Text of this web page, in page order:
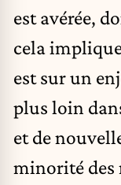
est avérée,
cela
est sur un
plus loin
et de
minorité des